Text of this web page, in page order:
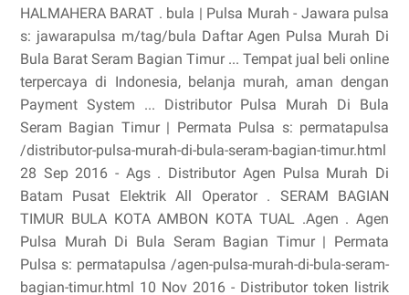
HALMAHERA BARAT . bula | Pulsa Murah - Jawara pulsa
s: jawarapulsa m/tag/bula Daftar Agen Pulsa Murah Di
Bula Barat Seram Bagian Timur ... Tempat jual beli online
terpercaya di Indonesia, belanja murah, aman dengan
Payment System ... Distributor Pulsa Murah Di Bula
Seram Bagian Timur | Permata Pulsa s: permatapulsa
/distributor-pulsa-murah-di-bula-seram-bagian-timur.html
28 Sep 2016 - Ags . Distributor Agen Pulsa Murah Di
Batam Pusat Elektrik All Operator . SERAM BAGIAN
TIMUR BULA KOTA AMBON KOTA TUAL .Agen . Agen
Pulsa Murah Di Bula Seram Bagian Timur | Permata
Pulsa s: permatapulsa /agen-pulsa-murah-di-bula-seram-
bagian-timur.html 10 Nov 2016 - Distributor token listrik